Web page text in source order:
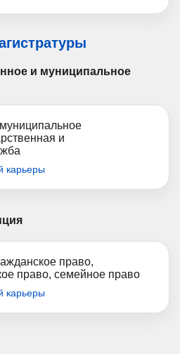
и муниципальное
и
карьеры
право,
право, семейное право
карьеры